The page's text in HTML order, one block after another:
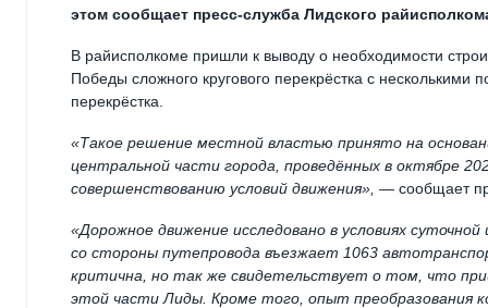
этом сообщает пресс-служба Лидского
В райисполкоме пришли к выводу о необходимости
Победы сложного кругового перекрёстка с
перекрёстка.
«Такое решение местной властью принято на
центральной части города, проведённых в октябре
совершенствованию условий движения», — сообщает
«Дорожное движение исследовано в условиях
со стороны путепровода въезжает 1063
критична, но так же свидетельствует о том, что
этой части Лиды. Кроме того, опыт преобразования